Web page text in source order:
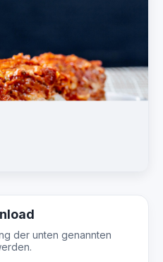
der unten genannten